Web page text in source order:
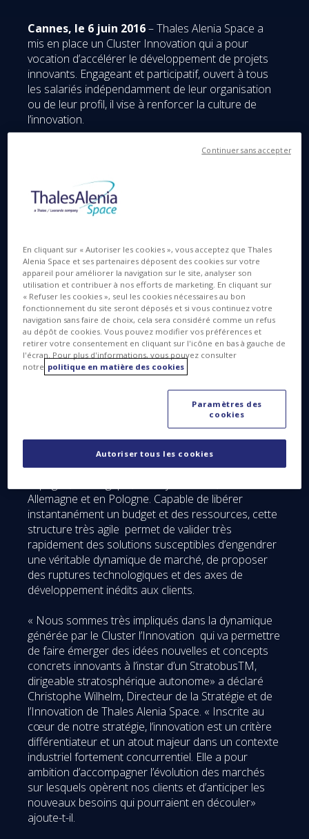
Cannes, le 6 juin 2016– Thales Alenia Space a
mis en place un Cluster Innovation qui a pour
vocation d’accélérer le développement de projets
innovants. Engageant et participatif, ouvert à tous
les salariés indépendamment de leur organisation
ou de leur profil, il vise à renforcer la culture de
l’innovation.
Le Cluster Innovation a pour objectif de faire
concepts disruptifs, qu’ils soient industriels,
techniques, commerciaux et d’encourager la prise
d’initiatives et la créativité au sein de la société.
transformation de Thales Alenia Space vers une
culture accrue de l’innovation. Le Cluster Innovation
stimule l’intraprenariat et la créativité au sein de
l’entreprise. Ouvert à tous, ce réseau soutient et
finance les projets innovants et générateurs de
valeur soumis par les salariés, quel que soit le
domaine. Il offre un terreau fertile pour faire éclore
et grandir les concepts disruptifs », a déclaré Cedric
Balty, Directeur de l’Innovation chez Thales Alenia
et déjà été augmenté de 15% en un an, le Cluster
Innovation s’étend à l’ensemble des entités de
Thales Alenia Space, en France, en Italie, en
Allemagne et en Pologne. Capable de libérer
instantanément un budget et des ressources, cette
structure très agile permet de valider très
rapidement des solutions susceptibles d’engendrer
une véritable dynamique de marché, de proposer
des ruptures technologiques et des axes de
développement inédits aux clients.
« Nous sommes très impliqués dans la dynamique
générée par le Cluster l’Innovation qui va permettre
de faire émerger des idées nouvelles et concepts
concrets innovants à l’instar d’un StratobusTM,
dirigeable stratosphérique autonome» a déclaré
Christophe Wilhelm, Directeur de la Stratégie et de
l’Innovation de Thales Alenia Space. « Inscrite au
cœur de notre stratégie, l’innovation est un critère
différentiateur et un atout majeur dans un contexte
industriel fortement concurrentiel. Elle a pour
ambition d’accompagner l’évolution des marchés
sur lesquels opèrent nos clients et d’anticiper les
nouveaux besoins qui pourraient en découler»
ajoute-t-il.
En cliquant sur « Autoriser les cookies », vous acceptez que Thales
Alenia Space et ses partenaires déposent des cookies sur votre
appareil pour améliorer la navigation sur le site, analyser son
utilisation et contribuer à nos efforts de marketing. En cliquant sur
« Refuser les cookies », seul les cookies nécessaires au bon
fonctionnement du site seront déposés et si vous continuez votre
navigation sans faire de choix, cela sera considéré comme un refus
au dépôt de cookies. Vous pouvez modifier vos préférences et
retirer votre consentement en cliquant sur l'icône en bas à gauche de
l'écran. Pour plus d'informations, vous pouvez consulter
notre politique en matière des cookies
Paramètres des
cookies
Autoriser tous les cookies
Continuer sans accepter